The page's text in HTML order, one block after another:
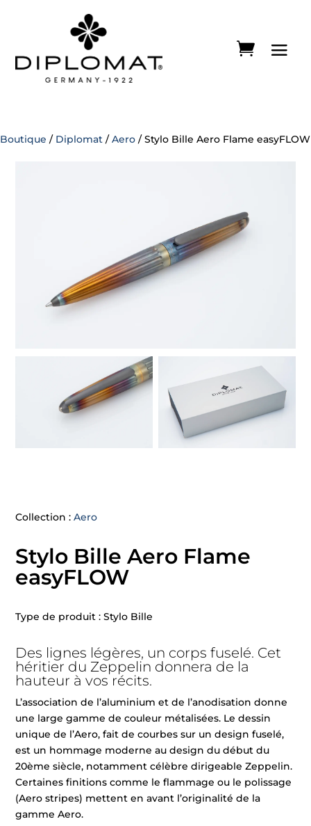
Boutique / Diplomat / Aero / Stylo Bille Aero Flame easyFLOW
Collection :Aero
Stylo Bille Aero Flame
easyFLOW
Type de produit : Stylo Bille
Des lignes légères, un corps fuselé. Cet
héritier du Zeppelin donnera de la
hauteur à vos récits.
L’association de l’aluminium et de l’anodisation donne
une large gamme de couleur métalisées. Le dessin
unique de l’Aero, fait de courbes sur un design fuselé,
est un hommage moderne au design du début du
20ème siècle, notamment célèbre dirigeable Zeppelin.
Certaines finitions comme le flammage ou le polissage
(Aero stripes) mettent en avant l’originalité de la
gamme Aero.